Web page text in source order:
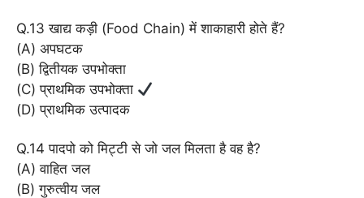
Q.13 खाद्य कड़ी (Food Chain) में शाकाहारी होते हैं?
(A) अपघटक
(B) द्वितीयक उपभोक्ता
(C) प्राथमिक उपभोक्ता
(D) प्राथमिक उत्पादक
Q.14 पादपो को मिट्टी से जो जल मिलता है वह है?
(A) वाहित जल
(B) गुरुत्वीय जल